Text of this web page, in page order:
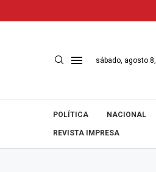
sábado, agosto
POLÍTICA NACIONAL
REVISTA IMPRESA